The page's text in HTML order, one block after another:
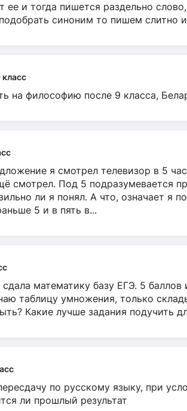
ее и тогда пишется раздельно
синоним то пишем слитно и
класс
на философию после 9 класса,
я смотрел телевизор в 5
смотрел. Под 5 подразумевается
ли я понял. А что, означает я
5 и в пять в...
сдала математику базу ЕГЭ. 5
таблицу умножения, только
Какие лучше задания подучить
по русскому языку, при
ли прошлый результат